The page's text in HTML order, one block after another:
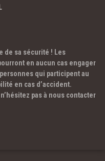
de sa sécurité ! Les
en aucun cas engager
qui participent au
en cas d’accident.
pas à nous contacter